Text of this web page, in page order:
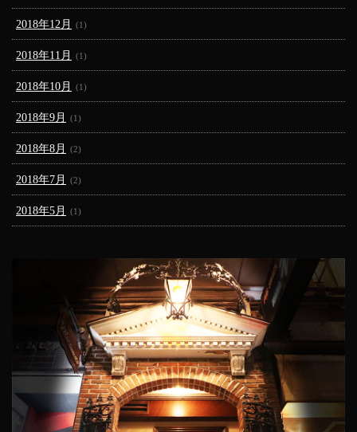
2018年12月 (1)
2018年11月 (1)
2018年10月 (1)
2018年9月 (1)
2018年8月 (2)
2018年7月 (2)
2018年5月 (1)